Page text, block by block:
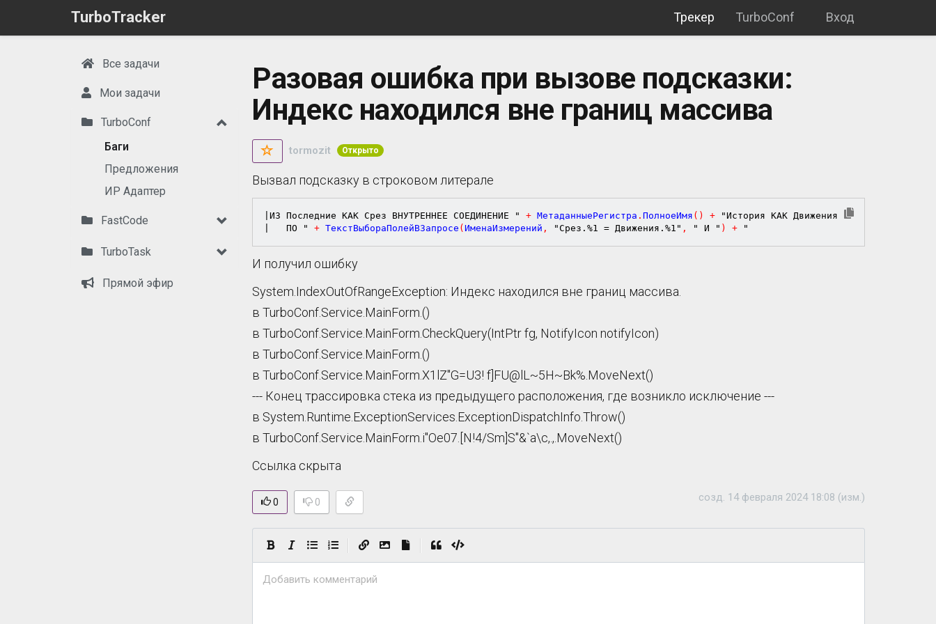
TurboTracker Вход
Трекер TurboConf
Все задачи
Мои задачи
TurboConf
Баги
Предложения
ИР Адаптер
FastCode
TurboTask
Прямой эфир
Разовая ошибка при вызове подсказки:
Индекс находился вне границ массива
tormozit Открыто
Вызвал подсказку в строковом литерале
|ИЗ Последние КАК Срез ВНУТРЕННЕЕ СОЕДИНЕНИЕ " + МетаданныеРегистра . ПолноеИмя ( ) +
"История КАК Движения
|	ПО "
+ ТекстВыбораПолейВЗапросе ( ИменаИзмерений , "Срез.%1 = Движения.%1" , " И " ) + "
И получил ошибку
System.IndexOutOfRangeException: Индекс находился вне границ массива.
в TurboConf.Service.MainForm.CheckQuery(IntPtr fg, NotifyIcon notifyIcon)
в TurboConf.Service.MainForm.X1lZ"G=U3! f]FU@lL~5H~Bk%.MoveNext()
--- Конец трассировка стека из предыдущего расположения, где возникло исключение ---
в System.Runtime.ExceptionServices.ExceptionDispatchInfo.Throw()
в TurboConf.Service.MainForm.i"Oe07.[N!4/Sm]S"&`a\c,.,.MoveNext()
Ссылка скрыта
0 0 созд. 14 февраля 2024 18:08 (изм.)
Добавить комментарий